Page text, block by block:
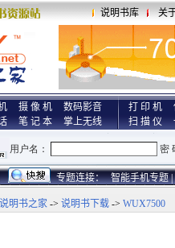
说明书库 关
摄 像 机
数码影音
笔 记 本 掌上无线
打 印 机
扫 描 仪
专题连接： 智能手机专题 |
说明书之家 -> 说明书下载 -> WUX7500